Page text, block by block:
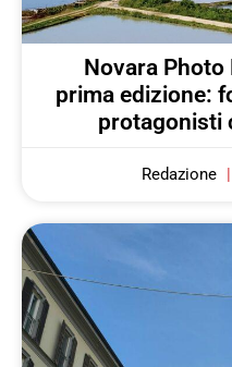
Novara Photo
prima edizione:
protagonisti
Redazione